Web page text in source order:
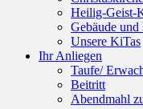
Heilig-Geist-
Gebäude und
Unsere KiTas
Ihr Anliegen
Taufe/
Beitritt
Abendmahl